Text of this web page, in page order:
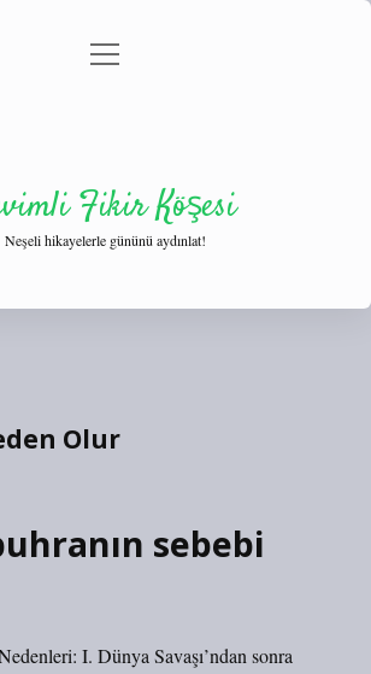
Gizlilik Politikası
menüyü
Fikir Köşesi
Neşeli hikayelerle gününü aydınlat!
Olur
sebebi
I. Dünya Savaşı’ndan sonra